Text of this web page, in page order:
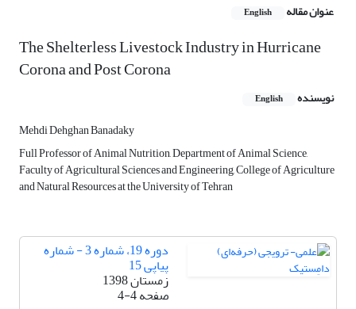
عنوان مقاله English
The Shelterless Livestock Industry in Hurricane
Corona and Post Corona
نویسنده English
Mehdi Dehghan Banadaky
Full Professor of Animal Nutrition, Department of Animal Science,
Faculty of Agricultural Sciences and Engineering, College of Agriculture
and Natural Resources at the University of Tehran
دوره 19، شماره 3 - شماره
پیاپی 15
زمستان 1398
صفحه4-4